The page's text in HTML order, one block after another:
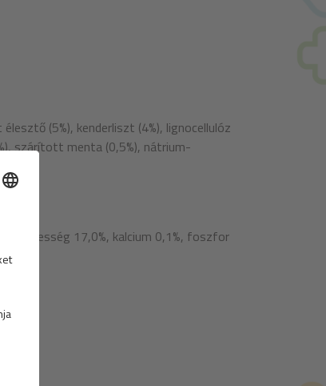
(5%), kenderliszt (4%), lignocellulóz
szárított menta (0,5%), nátrium-
nedvesség 17,0%, kalcium 0,1%, foszfor